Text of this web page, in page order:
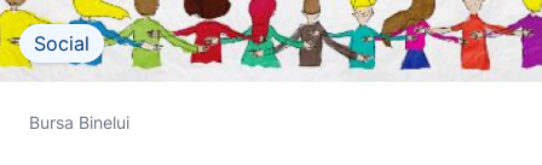
Social
Bursa Binelui